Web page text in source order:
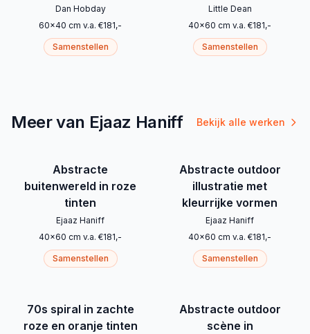
Dan Hobday
60x40 cm v.a. €181,-
Samenstellen
Little Dean
40x60 cm v.a. €181,-
Samenstellen
Meer van Ejaaz Haniff Bekijk alle werken
Abstracte
buitenwereld in roze
tinten
Ejaaz Haniff
40x60 cm v.a. €181,-
Samenstellen
Abstracte outdoor
illustratie met
kleurrijke vormen
Ejaaz Haniff
40x60 cm v.a. €181,-
Samenstellen
70s spiral in zachte
roze en oranje tinten
Abstracte outdoor
scène in